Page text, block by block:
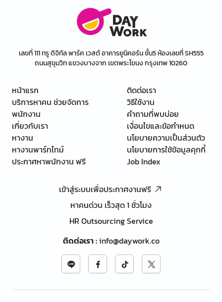
เลขที่ 111 ทรู ดิจิทัล พาร์ค เวสต์ อาคารยูนิคอร์น ชั้น5 ห้องเลขที่ SH555
ถนนสุขุมวิท แขวงบางจาก เขตพระโขนง กรุงเทพ 10260
หน้าแรก
บริการหาคน ช่วยจัดการ
พนักงาน
เกี่ยวกับเรา
หางาน
หางานพาร์ทไทม์
ประกาศหาพนักงาน ฟรี
ติดต่อเรา
วิธีใช้งาน
คำถามที่พบบ่อย
เงื่อนไขและข้อกำหนด
นโยบายความเป็นส่วนตัว
นโยบายการใช้ข้อมูลคุกกี้
Job Index
เข้าสู่ระบบเพื่อประกาศงานฟรี
หาคนด่วน เร็วสุด 1 ชั่วโมง
HR Outsourcing Service
ติดต่อเรา:info@daywork.co